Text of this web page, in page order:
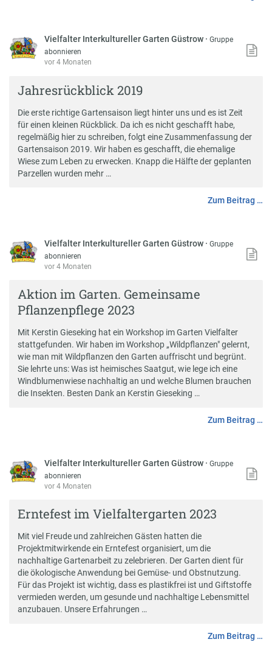
Vielfalter Interkultureller Garten Güstrow ·Gruppe
abonnieren
vor 4 Monaten
Jahresrückblick 2019
Die erste richtige Gartensaison liegt hinter uns und es ist Zeit
für einen kleinen Rückblick. Da ich es nicht geschafft habe,
regelmäßig hier zu schreiben, folgt eine Zusammenfassung der
Gartensaison 2019. Wir haben es geschafft, die ehemalige
Wiese zum Leben zu erwecken. Knapp die Hälfte der geplanten
Parzellen wurden mehr …
Zum Beitrag …
Vielfalter Interkultureller Garten Güstrow ·Gruppe
abonnieren
vor 4 Monaten
Aktion im Garten. Gemeinsame
Pflanzenpflege 2023
Mit Kerstin Gieseking hat ein Workshop im Garten Vielfalter
stattgefunden. Wir haben im Workshop „Wildpflanzen" gelernt,
wie man mit Wildpflanzen den Garten auffrischt und begrünt.
Sie lehrte uns: Was ist heimisches Saatgut, wie lege ich eine
Windblumenwiese nachhaltig an und welche Blumen brauchen
die Insekten. Besten Dank an Kerstin Gieseking …
Zum Beitrag …
Vielfalter Interkultureller Garten Güstrow ·Gruppe
abonnieren
vor 4 Monaten
Erntefest im Vielfaltergarten 2023
Mit viel Freude und zahlreichen Gästen hatten die
Projektmitwirkende ein Erntefest organisiert, um die
nachhaltige Gartenarbeit zu zelebrieren. Der Garten dient für
die ökologische Anwendung bei Gemüse- und Obstnutzung.
Für das Projekt ist wichtig, dass es plastikfrei ist und Giftstoffe
vermieden werden, um gesunde und nachhaltige Lebensmittel
anzubauen. Unsere Erfahrungen …
Zum Beitrag …